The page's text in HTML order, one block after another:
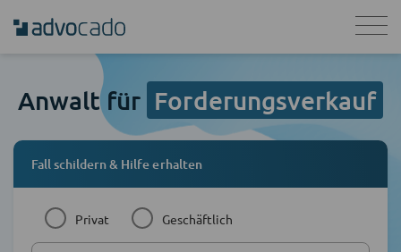
Anwalt für Forderungsverkauf
Fall schildern & Hilfe erhalten
Privat Geschäftlich